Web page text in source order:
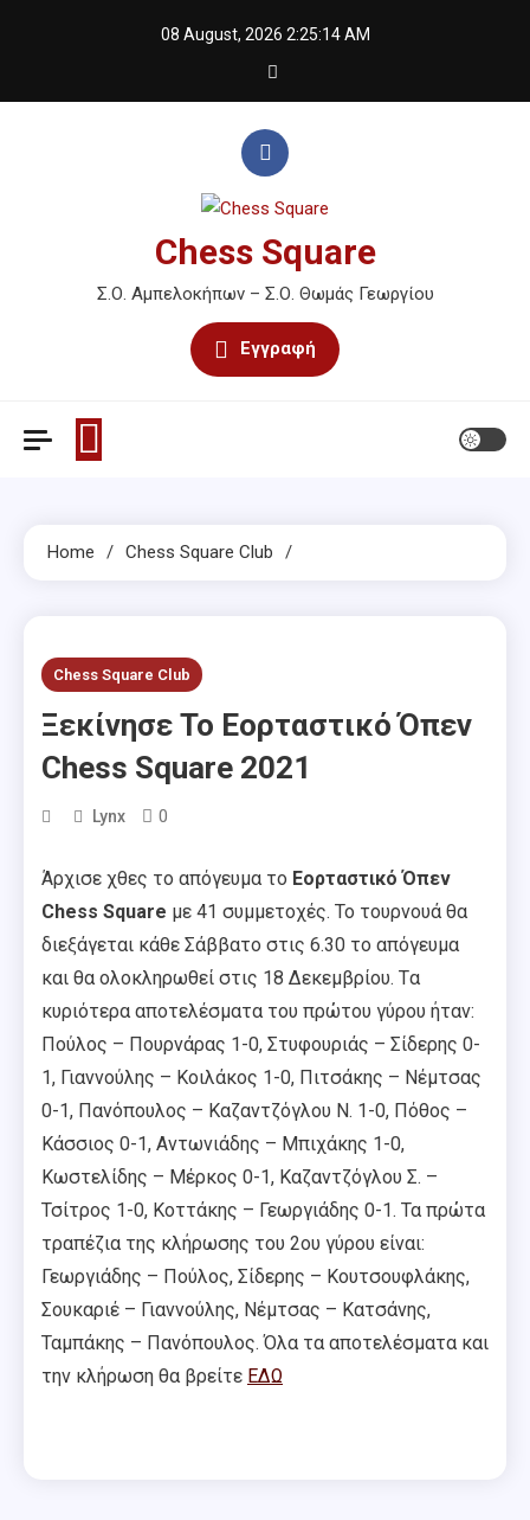
08 August, 2026 2:25:14 AM
Chess Square
Σ.Ο. Αμπελοκήπων – Σ.Ο. Θωμάς Γεωργίου
Εγγραφή
Home Chess Square Club
Chess Square Club
Ξεκίνησε Το Εορταστικό Όπεν
Chess Square 2021
Lynx 0
Άρχισε χθες το απόγευμα το Εορταστικό Όπεν
Chess Square με 41 συμμετοχές. Το τουρνουά θα
διεξάγεται κάθε Σάββατο στις 6.30 το απόγευμα
και θα ολοκληρωθεί στις 18 Δεκεμβρίου. Tα
κυριότερα αποτελέσματα του πρώτου γύρου ήταν:
Πούλος – Πουρνάρας 1-0, Στυφουριάς – Σίδερης 0-
1, Γιαννούλης – Κοιλάκος 1-0, Πιτσάκης – Νέμτσας
0-1, Πανόπουλος – Καζαντζόγλου Ν. 1-0, Πόθος –
Κάσσιος 0-1, Αντωνιάδης – Μπιχάκης 1-0,
Κωστελίδης – Μέρκος 0-1, Καζαντζόγλου Σ. –
Τσίτρος 1-0, Κοττάκης – Γεωργιάδης 0-1. Τα πρώτα
τραπέζια της κλήρωσης του 2ου γύρου είναι:
Γεωργιάδης – Πούλος, Σίδερης – Κουτσουφλάκης,
Σουκαριέ – Γιαννούλης, Νέμτσας – Κατσάνης,
Ταμπάκης – Πανόπουλος. Όλα τα αποτελέσματα και
την κλήρωση θα βρείτε ΕΔΩ